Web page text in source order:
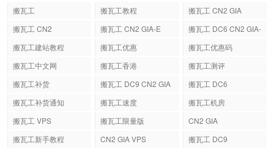
搬瓦工 搬瓦工教程
搬瓦工 CN2 GIA
搬瓦工 CN2
搬瓦工 CN2 GIA-E
搬瓦工 DC6 CN2 GIA-
搬瓦工建站教程 搬瓦工优惠
搬瓦工优惠码
搬瓦工中文网
搬瓦工香港
搬瓦工测评
搬瓦工补货
搬瓦工 DC9 CN2 GIA
搬瓦工 DC6
搬瓦工补货通知
搬瓦工速度
搬瓦工机房
搬瓦工 VPS
搬瓦工限量版
CN2 GIA
搬瓦工新手教程
CN2 GIA VPS 搬瓦工 DC9